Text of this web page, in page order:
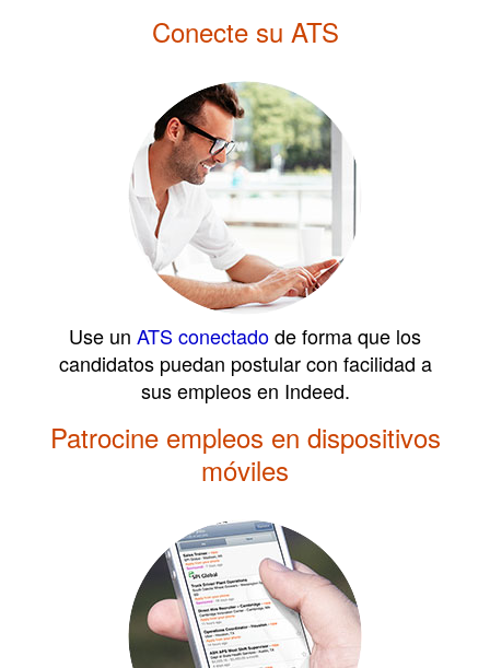
Conecte su ATS
Use un ATS conectadode forma que los
candidatos puedan postular con facilidad a
sus empleos en Indeed.
Patrocine empleos en dispositivos
móviles